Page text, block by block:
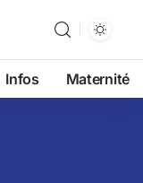
Infos Maternité